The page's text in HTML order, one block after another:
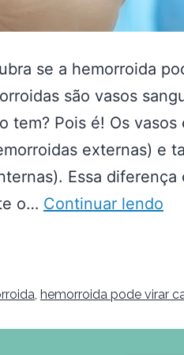
se a hemorroida
são vasos
tem? Pois é! Os vasos
externas) e
Essa diferença
o… Continuar lendo
, hemorroida pode virar